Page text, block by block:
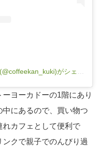
ヨーカドーの1階にあり
中にあるので、買い物つ
れカフェとして便利で
クで親子でのんびり過